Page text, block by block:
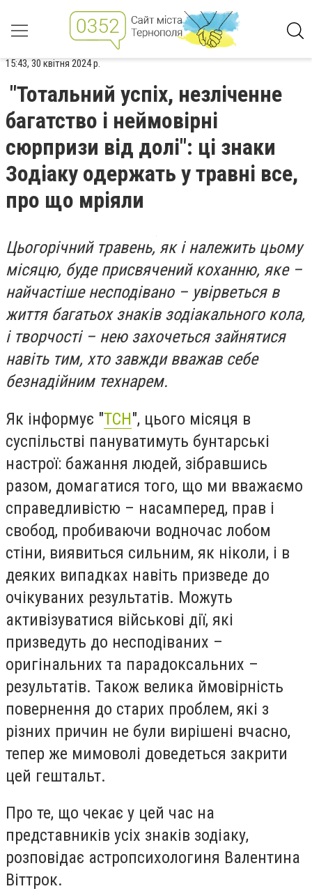
15:43, 30 квітня 2024 р.
"Тотальний успіх, незліченне
багатство і неймовірні
сюрпризи від долі": ці знаки
Зодіаку одержать у травні все,
про що мріяли
Цьогорічний травень, як і належить цьому
місяцю, буде присвячений коханню, яке –
найчастіше несподівано – увірветься в
життя багатьох знаків зодіакального кола,
і творчості – нею захочеться зайнятися
навіть тим, хто завжди вважав себе
безнадійним технарем.
Як інформує "ТСН", цього місяця в
суспільстві пануватимуть бунтарські
настрої: бажання людей, зібравшись
разом, домагатися того, що ми вважаємо
справедливістю – насамперед, прав і
свобод, пробиваючи водночас лобом
стіни, виявиться сильним, як ніколи, і в
деяких випадках навіть призведе до
очікуваних результатів. Можуть
активізуватися військові дії, які
призведуть до несподіваних –
оригінальних та парадоксальних –
результатів. Також велика ймовірність
повернення до старих проблем, які з
різних причин не були вирішені вчасно,
тепер же мимоволі доведеться закрити
цей гештальт.
Про те, що чекає у цей час на
представників усіх знаків зодіаку,
розповідає астропсихологиня Валентина
Віттрок.